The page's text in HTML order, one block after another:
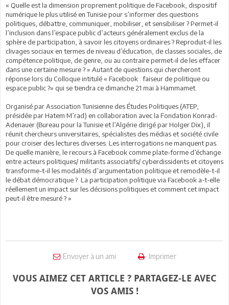
« Quelle est la dimension proprement politique de Facebook, dispositif
numérique le plus utilisé en Tunisie pour s’informer des questions
politiques, débattre, communiquer, mobiliser, et sensibiliser ? Permet-il
l’inclusion dans l’espace public d’acteurs généralement exclus de la
sphère de participation, à savoir les citoyens ordinaires ? Reproduit-il les
clivages sociaux en termes de niveau d’éducation, de classes sociales, de
compétence politique, de genre, ou au contraire permet-il de les effacer
dans une certaine mesure ? » Autant de questions qui chercheront
réponse lors du Colloque intitulé « Facebook : faiseur de politique ou
espace public ?» qui se tiendra ce dimanche 21 mai à Hammamet.
Organisé par Association Tunisienne des Études Politiques (ATEP,
présidée par Hatem M’rad) en collaboration avec la Fondation Konrad-
Adenauer (Bureau pour la Tunisie et l’Algérie dirigé par Holger Dix), il
réunit chercheurs universitaires, spécialistes des médias et société civile
pour croiser des lectures diverses. Les interrogations ne manquent pas.
De quelle manière, le recours à Facebook comme plate-forme d’échange
entre acteurs politiques/ militants associatifs/ cyberdissidents et citoyens
transforme-t-il les modalités d’argumentation politique et remodèle-t-il
le débat démocratique ? La participation politique via Facebook a-t-elle
réellement un impact sur les décisions politiques et comment cet impact
peut-il être mesuré ? »
Envoyer à un ami Imprimer
VOUS AIMEZ CET ARTICLE ? PARTAGEZ-LE AVEC
VOS AMIS !